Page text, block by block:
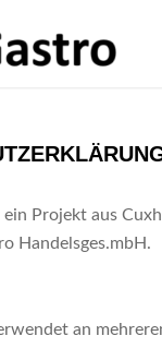
ein Projekt aus
Handelsges.mbH.
an